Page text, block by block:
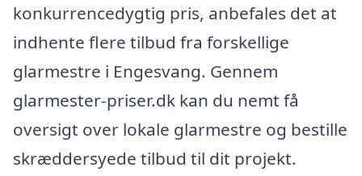
konkurrencedygtig pris, anbefales det at
indhente flere tilbud fra forskellige
glarmestre i Engesvang. Gennem
glarmester-priser.dk kan du nemt få
oversigt over lokale glarmestre og bestille
skræddersyede tilbud til dit projekt.